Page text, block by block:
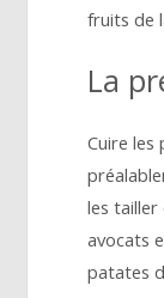
fruits de
La
Cuire les
les tailler
avocats
patates